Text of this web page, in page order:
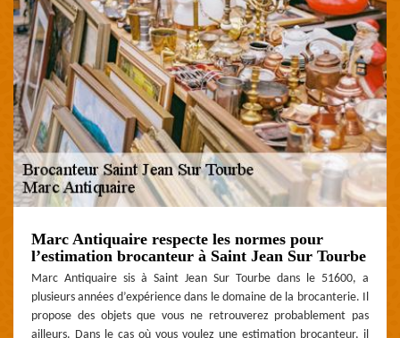
Marc Antiquaire respecte les normes pour
l’estimation brocanteur à Saint Jean Sur Tourbe
Marc Antiquaire sis à Saint Jean Sur Tourbe dans le 51600, a
plusieurs années d’expérience dans le domaine de la brocanterie. Il
propose des objets que vous ne retrouverez probablement pas
ailleurs. Dans le cas où vous voulez une estimation brocanteur, il